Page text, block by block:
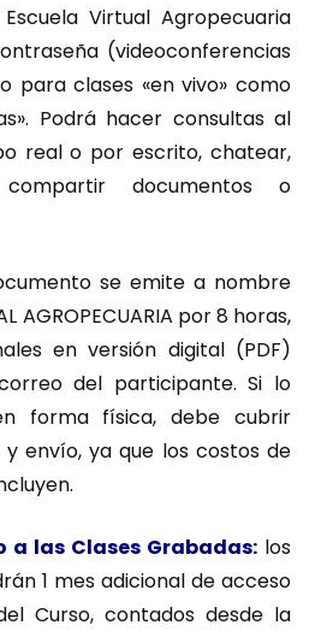
Virtual Agropecuaria
(videoconferencias
para clases «en vivo» como
Podrá hacer consultas al
real o por escrito, chatear,
documentos o
se emite a nombre
AGROPECUARIA por 8 horas,
en versión digital (PDF)
del participante. Si lo
forma física, debe cubrir
envío, ya que los costos de
a las Clases Grabadas: los
1 mes adicional de acceso
Curso, contados desde la